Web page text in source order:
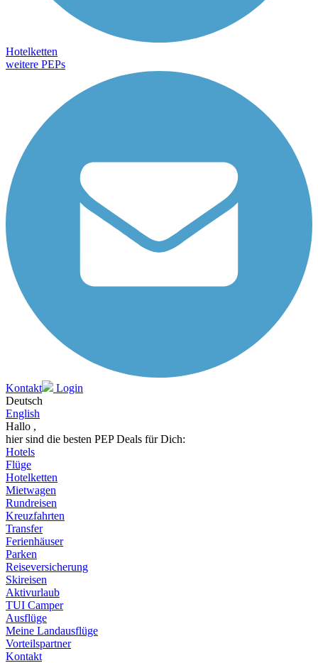
Hotelketten
weitere PEPs
Kontakt
Login
Deutsch
English
Hallo ,
hier sind die besten PEP Deals für Dich:
Hotels
Flüge
Hotelketten
Mietwagen
Rundreisen
Kreuzfahrten
Transfer
Ferienhäuser
Parken
Reiseversicherung
Skireisen
Aktivurlaub
TUI Camper
Ausflüge
Meine Landausflüge
Vorteilspartner
Kontakt